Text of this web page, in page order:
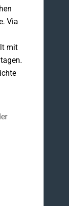
Via
mit